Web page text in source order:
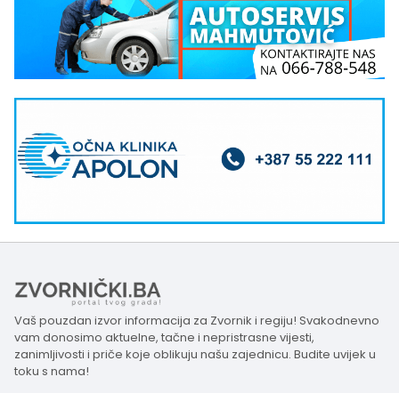
Vaš pouzdan izvor informacija za Zvornik i regiju! Svakodnevno
vam donosimo aktuelne, tačne i nepristrasne vijesti,
zanimljivosti i priče koje oblikuju našu zajednicu. Budite uvijek u
toku s nama!